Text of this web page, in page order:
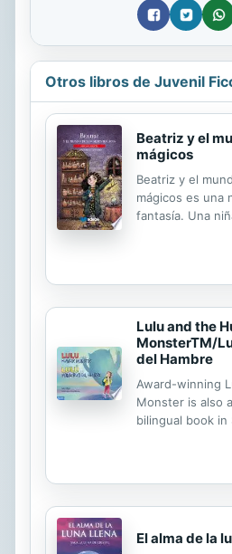
Otros libros de Juvenil
Beatriz y el
mágicos
Beatriz y el
mágicos es una
fantasía. Una
especial Noche
trata de la
Halloween, sino
Beatriz es la
conjuro que
humano a tener
cuidará por
Lulu and the
MonsterTM/
del Hambre
Award-winning
Monster is also
bilingual book in
When Lulu’s
down, money
and the
Hunger
concentrate in
El alma de la